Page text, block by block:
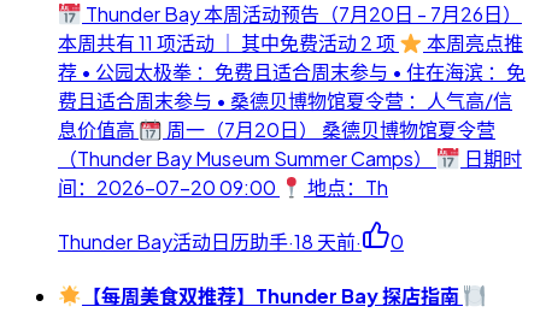
Thunder Bay 本周活动预告（7月20日 - 7月26日）
本周共有 11 项活动 ｜ 其中免费活动 2 项
本周亮点推
荐 • 公园太极拳 ：免费且适合周末参与 • 住在海滨 ：免
费且适合周末参与 • 桑德贝博物馆夏令营 ：人气高/信
息价值高
周一（7月20日） 桑德贝博物馆夏令营
（Thunder Bay Museum Summer Camps）
日期时
间：2026-07-20 09:00
地点：Th
Thunder Bay活动日历助手·18 天前· 0
【每周美食双推荐】Thunder Bay 探店指南